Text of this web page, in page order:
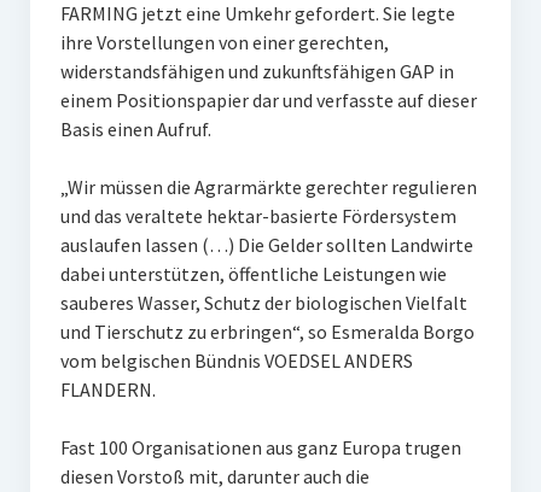
FARMING jetzt eine Umkehr gefordert. Sie legte
ihre Vorstellungen von einer gerechten,
widerstandsfähigen und zukunftsfähigen GAP in
einem Positionspapier dar und verfasste auf dieser
Basis einen Aufruf.
„Wir müssen die Agrarmärkte gerechter regulieren
und das veraltete hektar-basierte Fördersystem
auslaufen lassen (…) Die Gelder sollten Landwirte
dabei unterstützen, öffentliche Leistungen wie
sauberes Wasser, Schutz der biologischen Vielfalt
und Tierschutz zu erbringen“, so Esmeralda Borgo
vom belgischen Bündnis VOEDSEL ANDERS
FLANDERN.
Fast 100 Organisationen aus ganz Europa trugen
diesen Vorstoß mit, darunter auch die